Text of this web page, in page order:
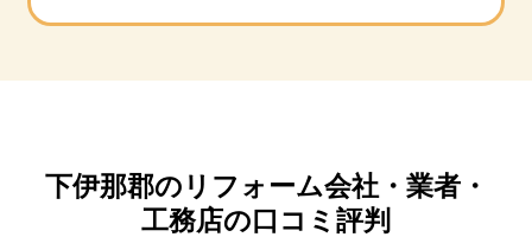
下伊那郡のリフォーム会社・業者・
工務店の口コミ評判